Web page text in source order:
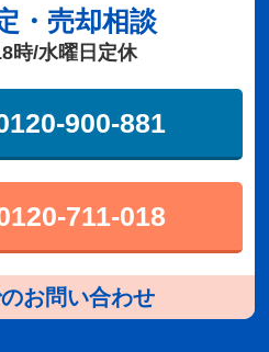
・売却相談
時/水曜日定休
900-881
711-018
お問い合わせ